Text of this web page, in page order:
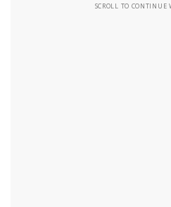
SCROLL TO CONTINUE